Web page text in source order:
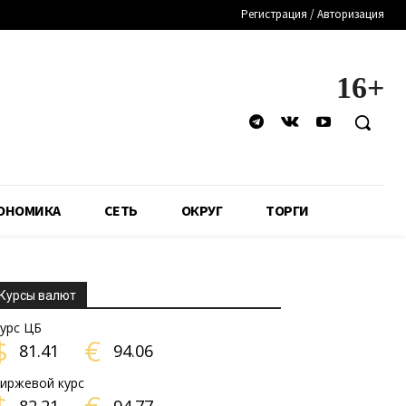
Регистрация / Авторизация
16+
СЕТЬ ОКРУГ ТОРГИ
Курсы валют
ЦБ
81.41 € 94.06
курс